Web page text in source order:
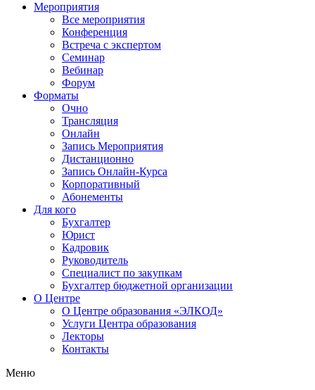
Мероприятия
Все мероприятия
Конференция
Встреча с экспертом
Семинар
Вебинар
Форум
Форматы
Очно
Трансляция
Онлайн
Запись Мероприятия
Дистанционно
Запись Онлайн-Курса
Корпоративный
Абонементы
Для кого
Бухгалтер
Юрист
Кадровик
Руководитель
Специалист по закупкам
Бухгалтер бюджетной организации
О Центре
О Центре образования «ЭЛКОД»
Услуги Центра образования
Лекторы
Контакты
Меню